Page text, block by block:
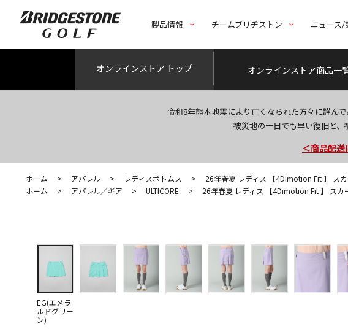
製品情報 チームブリヂストン ニュース/
オンラインストア トップ オンラインストア商品一
令和8年熊本地震により亡くなられた方々に謹ん
被災地の一日でも早い復旧と、
今なら新規
＜商品配送
＜夏季休暇
ホーム > アパレル > レディスボトムス >
26年春夏 レディス 【4Dimotion Fit 】 ス
ホーム
> アパレル／ギア > ULTICORE > 26年春夏 レディス 【4Dimotion Fit 】 スカ
EG(エメラ
ルドグリー
ン)